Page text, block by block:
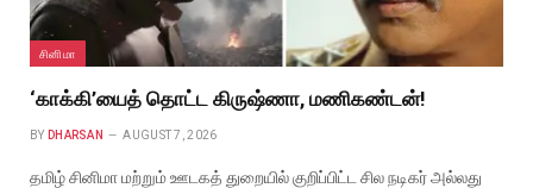
சினிமா
‘காக்கி’யைத் தொட்ட கிருஷ்ணா, மணிகண்டன்!
BY DHARSAN AUGUST 7, 2026
தமிழ் சினிமா மற்றும் ஊடகத் துறையில் குறிப்பிட்ட சில நடிகர் அல்லது